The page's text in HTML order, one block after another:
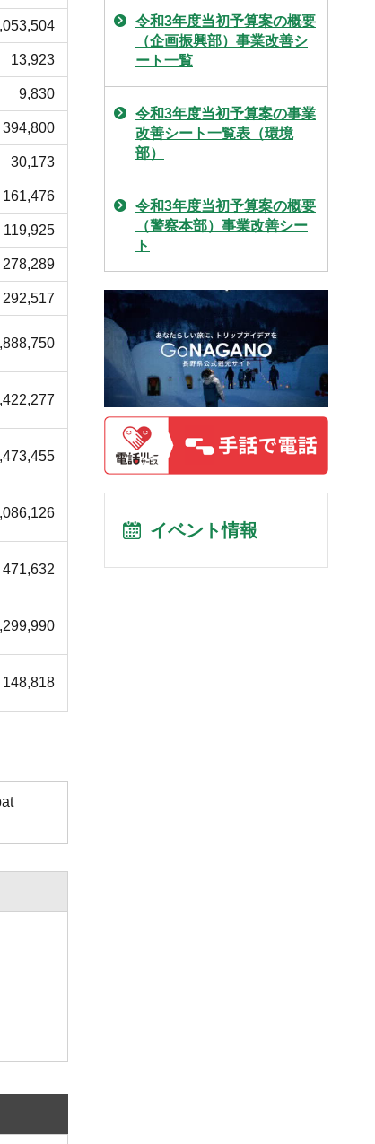
13,923
9,830
394,800
30,173
161,476
119,925
278,289
292,517
471,632
148,818
令和3年度当初予算案の概要
（企画振興部）事業改善シ
ート一覧
令和3年度当初予算案の事業
改善シート一覧表（環境
部）
令和3年度当初予算案の概要
（警察本部）事業改善シー
ト
イベント情報